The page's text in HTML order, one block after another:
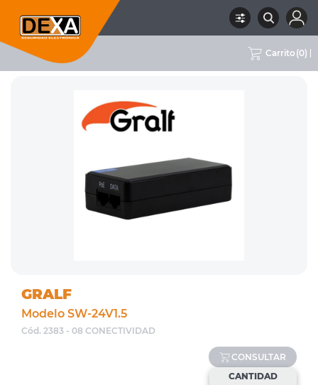
Carrito (0)
RUBRO 08 CONECTIVIDAD GRALF
GRALF
Modelo SW-24V1.5
Cód. 2383 - 08 CONECTIVIDAD
CONSULTAR
CANTIDAD